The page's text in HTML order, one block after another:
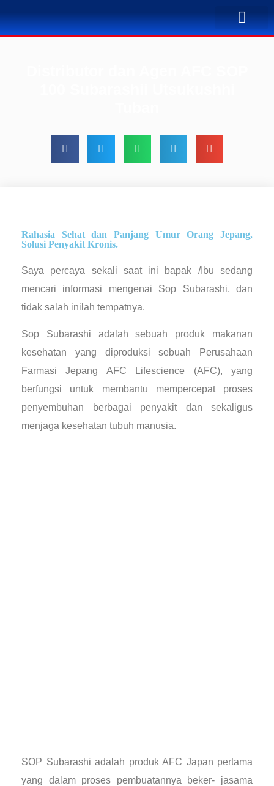
Rahasia Sehat dan Panjang Umur Orang Jepang,
Solusi Penyakit Kronis.
Saya percaya sekali saat ini bapak /Ibu sedang
mencari informasi mengenai Sop Subarashi, dan
tidak salah inilah tempatnya.
Sop Subarashi adalah sebuah produk makanan
kesehatan yang diproduksi sebuah Perusahaan
Farmasi Jepang AFC Lifescience (AFC), yang
berfungsi untuk membantu mempercepat proses
penyembuhan berbagai penyakit dan sekaligus
menjaga kesehatan tubuh manusia.
SOP Subarashi adalah produk AFC Japan pertama
yang dalam proses pembuatannya beker- jasama